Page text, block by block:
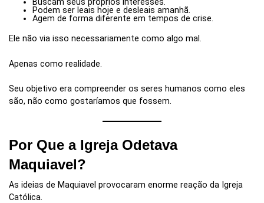
Buscam seus próprios interesses.
Podem ser leais hoje e desleais amanhã.
Agem de forma diferente em tempos de crise.
Ele não via isso necessariamente como algo mal.
Apenas como realidade.
Seu objetivo era compreender os seres humanos como eles
são, não como gostaríamos que fossem.
Por Que a Igreja Odetava
Maquiavel?
As ideias de Maquiavel provocaram enorme reação da Igreja
Católica.